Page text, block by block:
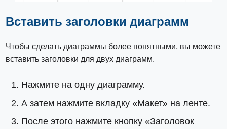
Вставить заголовки диаграмм
Чтобы сделать диаграммы более понятными, вы можете
вставить заголовки для двух диаграмм.
Нажмите на одну диаграмму.
А затем нажмите вкладку «Макет» на ленте.
После этого нажмите кнопку «Заголовок